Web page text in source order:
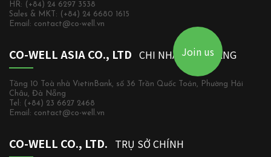
HR: (+84) 24 6297 3538
Sales & MKT: (+84) 24 6680 1615
Email: contact@co-well.vn
CO-WELL ASIA CO., LTD CHI NHÁNH ĐÀ NẴNG
Tầng 10 Toà nhà VietinBank, số 36 Trần Quốc Toản, Phường Hải
Châu, Đà Nẵng
Tel: (+84) 23 6627 2468
Email: contact@co-well.vn
CO-WELL CO., LTD. TRỤ SỞ CHÍNH
Join us